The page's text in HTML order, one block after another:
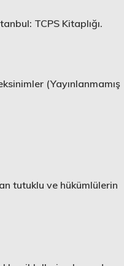
TCPS Kitaplığı.
(Yayınlanmamış
tutuklu ve hükümlülerin